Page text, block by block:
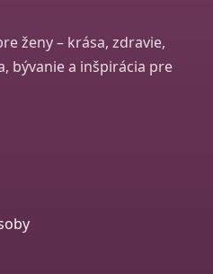
ženy – krása, zdravie,
bývanie a inšpirácia pre